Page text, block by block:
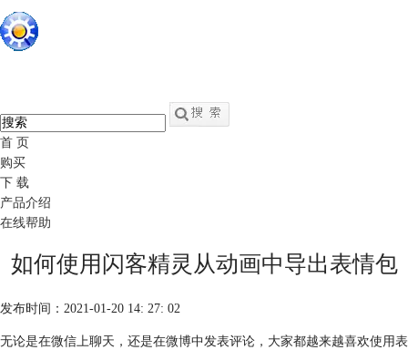
首 页
购买
下 载
产品介绍
在线帮助
如何使用闪客精灵从动画中导出表情包
发布时间：2021-01-20 14: 27: 02
无论是在微信上聊天，还是在微博中发表评论，大家都越来越喜欢使用表